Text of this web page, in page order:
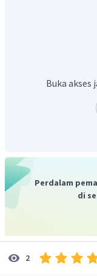
dan
Rumus suku ke-
dapat dituliskan
Buka
Perdalam
di
2